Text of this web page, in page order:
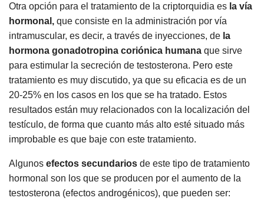
Otra opción para el tratamiento de la criptorquidia es la vía
hormonal, que consiste en la administración por vía
intramuscular, es decir, a través de inyecciones, de la
hormona gonadotropina coriónica humana que sirve
para estimular la secreción de testosterona. Pero este
tratamiento es muy discutido, ya que su eficacia es de un
20-25% en los casos en los que se ha tratado. Estos
resultados están muy relacionados con la localización del
testículo, de forma que cuanto más alto esté situado más
improbable es que baje con este tratamiento.
Algunos efectos secundarios de este tipo de tratamiento
hormonal son los que se producen por el aumento de la
testosterona (efectos androgénicos), que pueden ser: